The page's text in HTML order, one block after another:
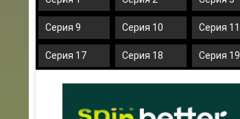
Серия 9 Серия 10 Серия 11
Серия 17 Серия 18 Серия 19